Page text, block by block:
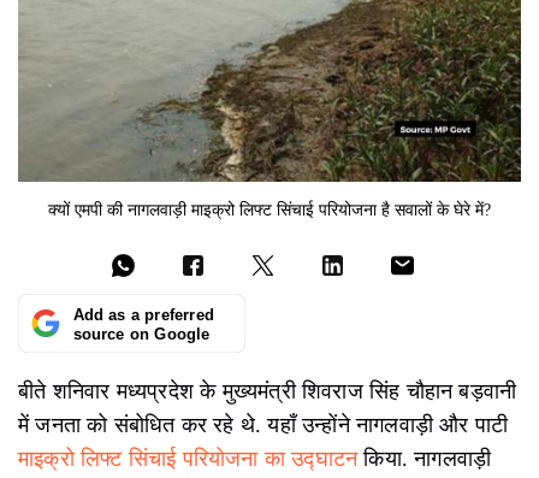
क्यों एमपी की नागलवाड़ी माइक्रो लिफ्ट सिंचाई परियोजना है सवालों के घेरे में?
Add as a preferred
source on Google
बीते शनिवार मध्यप्रदेश के मुख्यमंत्री शिवराज सिंह चौहान बड़वानी
में जनता को संबोधित कर रहे थे. यहाँ उन्होंने नागलवाड़ी और पाटी
माइक्रो लिफ्ट सिंचाई परियोजना का उद्घाटनकिया. नागलवाड़ी